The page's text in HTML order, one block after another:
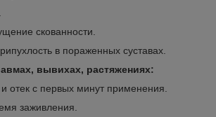
скованности.
в пораженных суставах.
вывихах, растяжениях:
отек с первых минут применения.
заживления.